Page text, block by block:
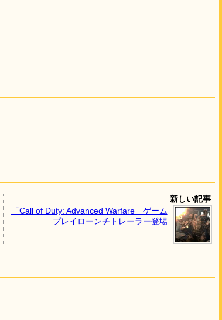
新しい記事
「Call of Duty: Advanced Warfare」ゲーム
プレイローンチトレーラー登場